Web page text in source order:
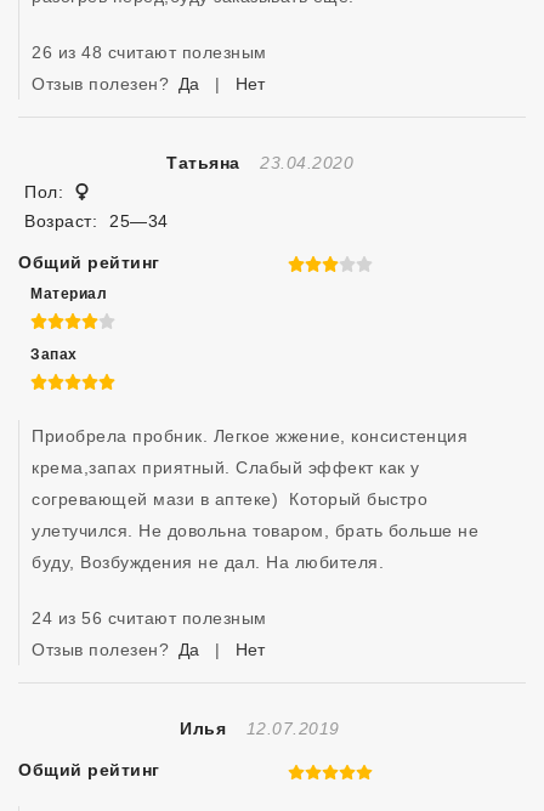
26 из 48 считают полезным
Отзыв полезен? Да | Нет
Татьяна Отзыв Создан
23.04.2020
Пол:
Возраст:
25—34
Общий рейтинг 3 из 5
Материал
4 из 5
Запах
5 из 5
Приобрела пробник. Легкое жжение, консистенция
крема,запах приятный. Слабый эффект как у
согревающей мази в аптеке)  Который быстро
улетучился. Не довольна товаром, брать больше не
буду, Возбуждения не дал. На любителя.
24 из 56 считают полезным
Отзыв полезен? Да | Нет
Илья Отзыв Создан
12.07.2019
Общий рейтинг 5 из 5